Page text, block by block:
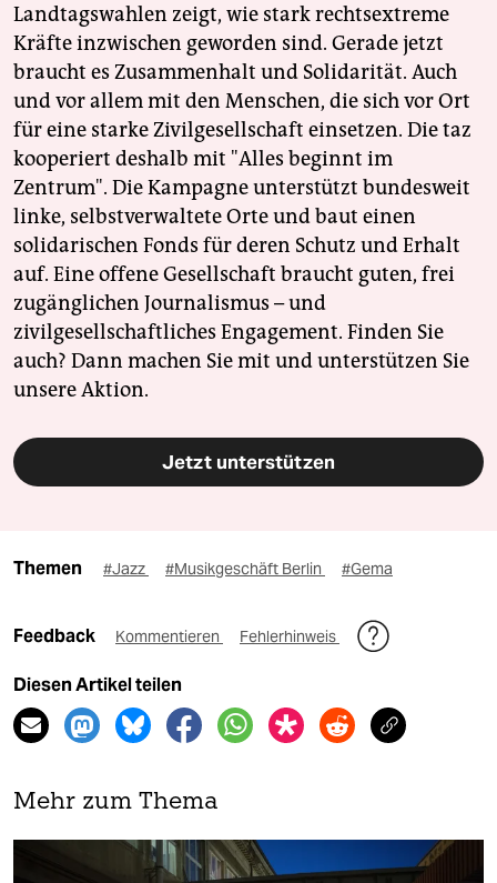
Landtagswahlen zeigt, wie stark rechtsextreme
Kräfte inzwischen geworden sind. Gerade jetzt
braucht es Zusammenhalt und Solidarität. Auch
und vor allem mit den Menschen, die sich vor Ort
für eine starke Zivilgesellschaft einsetzen. Die taz
kooperiert deshalb mit "Alles beginnt im
Zentrum". Die Kampagne unterstützt bundesweit
linke, selbstverwaltete Orte und baut einen
solidarischen Fonds für deren Schutz und Erhalt
auf. Eine offene Gesellschaft braucht guten, frei
zugänglichen Journalismus – und
zivilgesellschaftliches Engagement. Finden Sie
auch? Dann machen Sie mit und unterstützen Sie
unsere Aktion.
Jetzt unterstützen
Themen #Jazz #Musikgeschäft Berlin #Gema
Feedback Kommentieren Fehlerhinweis
Diesen Artikel teilen
Mehr zum Thema